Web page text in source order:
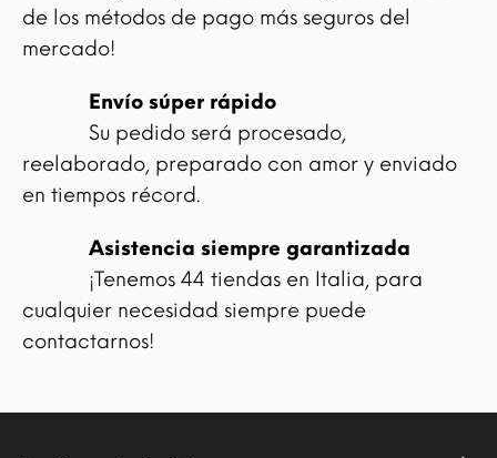
de los métodos de pago más seguros del
mercado!
Envío súper rápido
Su pedido será procesado,
reelaborado, preparado con amor y enviado
en tiempos récord.
Asistencia siempre garantizada
¡Tenemos 44 tiendas en Italia, para
cualquier necesidad siempre puede
contactarnos!